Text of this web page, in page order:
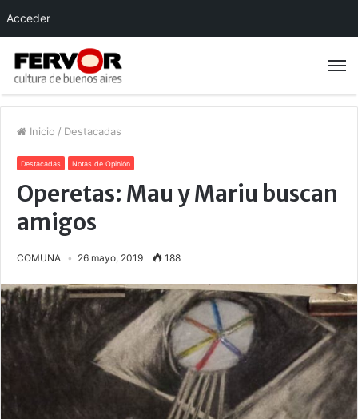
Inicio / Destacadas
Destacadas Notas de Opinión
Operetas: Mau y Mariu buscan
amigos
COMUNA 26 mayo, 2019 188
Acceder